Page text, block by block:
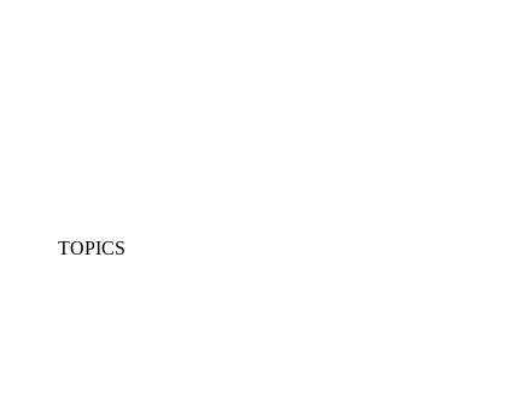
TOPICS